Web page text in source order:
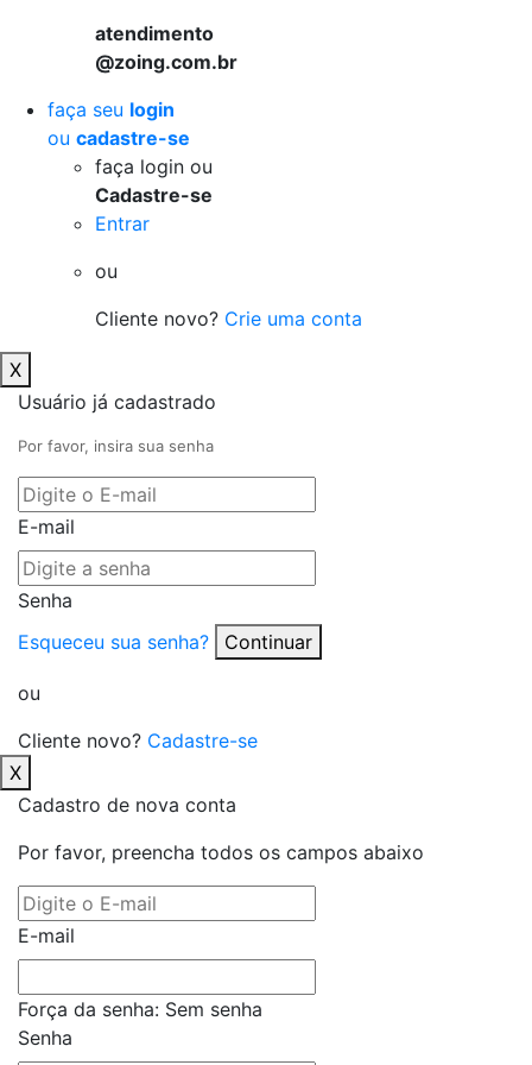
atendimento
@zoing.com.br
faça seu login
ou cadastre-se
faça login ou
Cadastre-se
Entrar
ou
Cliente novo? Crie uma conta
X
Usuário já cadastrado
Por favor, insira sua senha
E-mail
Senha
Esqueceu sua senha?
Continuar
ou
Cliente novo? Cadastre-se
X
Cadastro de nova conta
Por favor, preencha todos os campos abaixo
E-mail
Força da senha: Sem senha
Senha